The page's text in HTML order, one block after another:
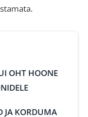
.
OHT HOONE
JA KORDUMA